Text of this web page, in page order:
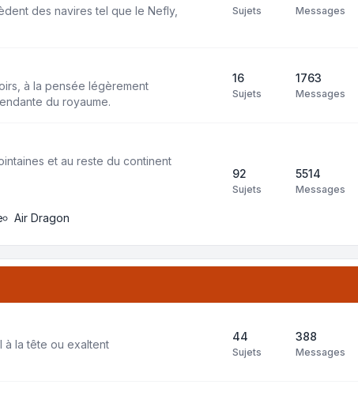
des navires tel que le Nefly,
Sujets Messages
à la pensée légèrement
du royaume.
16
Sujets
1763
Messages
et au reste du continent
Air Dragon
92
Sujets
5514
Messages
à la tête ou exaltent
44
Sujets
388
Messages